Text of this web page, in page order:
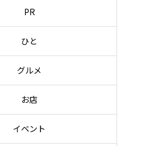
PR
ひと
グルメ
お店
イベント